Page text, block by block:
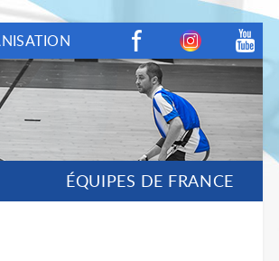
ÉQUIPES DE FRANCE
FacebookInstagramYoutube